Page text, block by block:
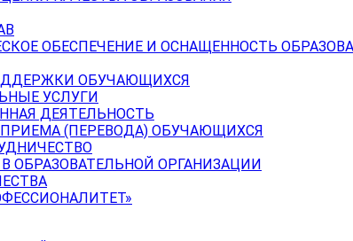
ОБЕСПЕЧЕНИЕ И ОСНАЩЕННОСТЬ
ОБУЧАЮЩИХСЯ
УСЛУГИ
ДЕЯТЕЛЬНОСТЬ
(ПЕРЕВОДА) ОБУЧАЮЩИХСЯ
ОБРАЗОВАТЕЛЬНОЙ ОРГАНИЗАЦИИ